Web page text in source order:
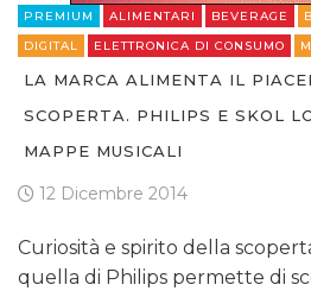
PREMIUM ALIMENTARI BEVERAGE
DIGITAL
ELETTRONICA DI CONSUMO
LA MARCA ALIMENTA IL
SCOPERTA. PHILIPS E SKOL
MAPPE MUSICALI
12 Dicembre 2014
Curiosità e spirito della
quella di Philips permette di